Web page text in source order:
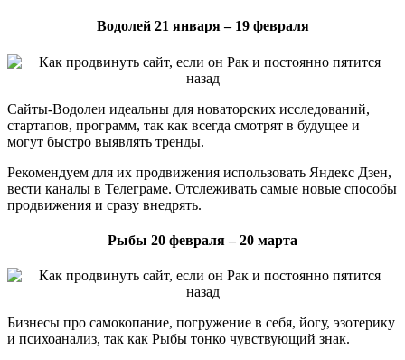
Водолей 21 января – 19 февраля
Сайты-Водолеи идеальны для новаторских исследований,
стартапов, программ, так как всегда смотрят в будущее и
могут быстро выявлять тренды.
Рекомендуем для их продвижения использовать Яндекс Дзен,
вести каналы в Телеграме. Отслеживать самые новые способы
продвижения и сразу внедрять.
Рыбы 20 февраля – 20 марта
Бизнесы про самокопание, погружение в себя, йогу, эзотерику
и психоанализ, так как Рыбы тонко чувствующий знак.